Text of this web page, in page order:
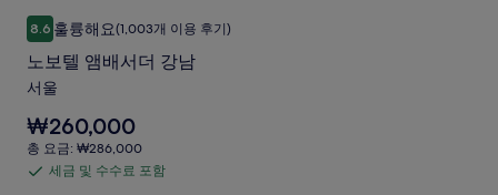
주
세
갤
러
리
수
료
포
노
보
텔
앰
배
서
8.610점 만점 중 8.6점, 훌륭해요, (1,003개 이용 후기)
훌륭해요(1,003개 이용 후기)
노보텔 앰배서더 강남
서울
요
금
은
₩260,000
₩260,000
총
요
총 요금: ₩286,000
세
세금 및 수수료 포함
노보텔 앰배서더 강남